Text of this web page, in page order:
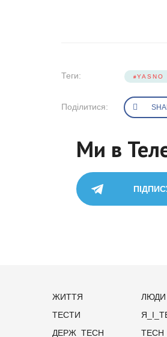
Теги: YASNO
Поділитися:
Ми в
ЖИТТЯ
ЛЮДИ
ТЕСТИ
ДЕРЖ_TECH